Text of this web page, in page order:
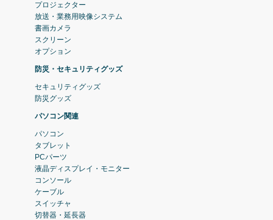
プロジェクター
放送・業務用映像システム
書画カメラ
スクリーン
オプション
防災・セキュリティグッズ
セキュリティグッズ
防災グッズ
パソコン関連
パソコン
タブレット
PCパーツ
液晶ディスプレイ・モニター
コンソール
ケーブル
スイッチャ
切替器・延長器